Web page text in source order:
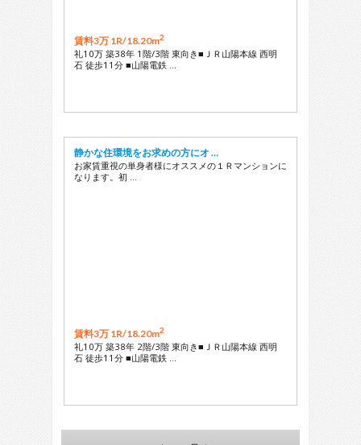
賃料3万 1R/18.20m2
礼10万 築38年 1階/3階 東向き■ＪＲ山陽本線 西明
石 徒歩11分 ■山陽電鉄 …
静かな住環境をお求めの方にオ …
お家賃重視の単身者様にオススメの１Ｒマンションに
なります。初 …
賃料3万 1R/18.20m2
礼10万 築38年 2階/3階 東向き■ＪＲ山陽本線 西明
石 徒歩11分 ■山陽電鉄 …